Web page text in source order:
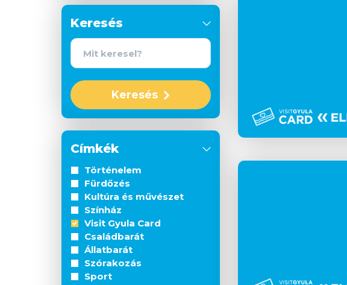
Keresés
Keresés
Címkék
Történelem
Fürdőzés
Kultúra és művészet
Színház
Visit Gyula Card
Családbarát
Állatbarát
Szórakozás
Sport